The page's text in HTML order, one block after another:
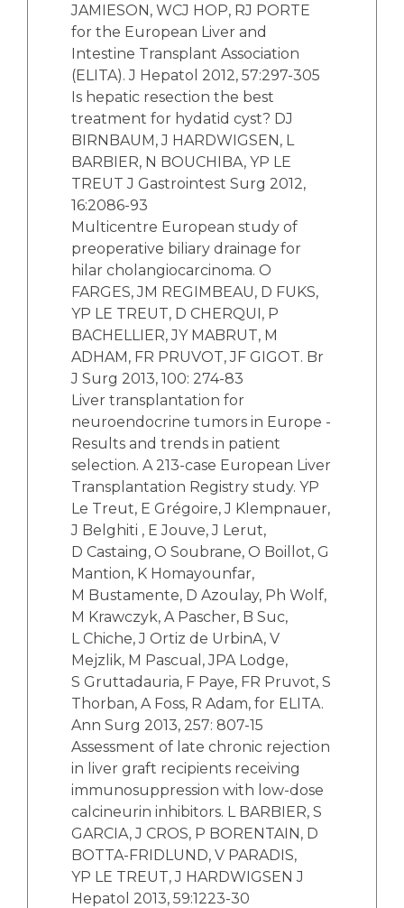
JAMIESON, WCJ HOP, RJ PORTE
for the European Liver and
Intestine Transplant Association
(ELITA). J Hepatol 2012, 57:297-305
Is hepatic resection the best
treatment for hydatid cyst? DJ
BIRNBAUM, J HARDWIGSEN, L
BARBIER, N BOUCHIBA, YP LE
TREUT J Gastrointest Surg 2012,
16:2086-93
Multicentre European study of
preoperative biliary drainage for
hilar cholangiocarcinoma. O
FARGES, JM REGIMBEAU, D FUKS,
YP LE TREUT, D CHERQUI, P
BACHELLIER, JY MABRUT, M
ADHAM, FR PRUVOT, JF GIGOT. Br
J Surg 2013, 100: 274-83
Liver transplantation for
neuroendocrine tumors in Europe -
Results and trends in patient
selection. A 213-case European Liver
Transplantation Registry study. YP
Le Treut, E Grégoire, J Klempnauer,
J Belghiti , E Jouve, J Lerut,
D Castaing, O Soubrane, O Boillot, G
Mantion, K Homayounfar,
M Bustamente, D Azoulay, Ph Wolf,
M Krawczyk, A Pascher, B Suc,
L Chiche, J Ortiz de UrbinA, V
Mejzlik, M Pascual, JPA Lodge,
S Gruttadauria, F Paye, FR Pruvot, S
Thorban, A Foss, R Adam, for ELITA.
Ann Surg 2013, 257: 807-15
Assessment of late chronic rejection
in liver graft recipients receiving
immunosuppression with low-dose
calcineurin inhibitors. L BARBIER, S
GARCIA, J CROS, P BORENTAIN, D
BOTTA-FRIDLUND, V PARADIS,
YP LE TREUT, J HARDWIGSEN J
Hepatol 2013, 59:1223-30